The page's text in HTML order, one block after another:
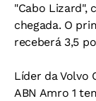
"Cabo Lizard",
chegada. O
receberá 3,5
Líder da Volvo
ABN Amro 1